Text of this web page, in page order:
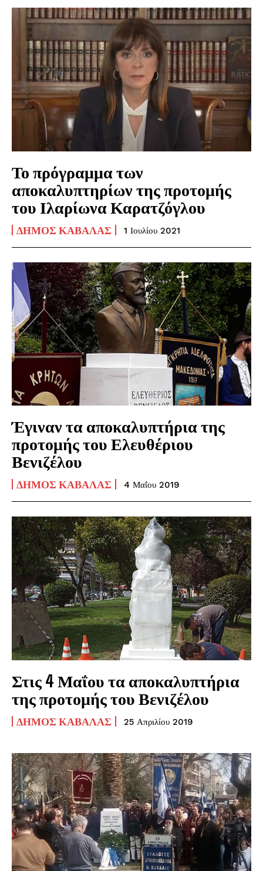
Το πρόγραμμα των
αποκαλυπτηρίων της προτομής
του Ιλαρίωνα Καρατζόγλου
ΔΉΜΟΣ ΚΑΒΆΛΑΣ 1 Ιουλίου 2021
Έγιναν τα αποκαλυπτήρια της
προτομής του Ελευθέριου
Βενιζέλου
ΔΉΜΟΣ ΚΑΒΆΛΑΣ 4 Μαΐου 2019
Στις 4 Μαΐου τα αποκαλυπτήρια
της προτομής του Βενιζέλου
ΔΉΜΟΣ ΚΑΒΆΛΑΣ 25 Απριλίου 2019